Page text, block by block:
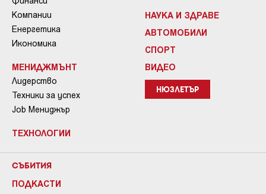
Компании
Енергетика
Икономика
МЕНИДЖМЪНТ
Лидерство
Техники за успех
Job Мениджър
ТЕХНОЛОГИИ
НАУКА И ЗДРАВЕ
АВТОМОБИЛИ
СПОРТ
ВИДЕО
НЮЗЛЕТЪР
СЪБИТИЯ
ПОДКАСТИ